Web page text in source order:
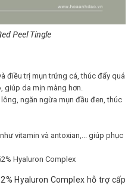
Peel Tingle
điều trị mụn trứng cá, thúc đẩy quá
giúp da mịn màng hơn.
ngăn ngừa mụn đầu đen, thúc
vitamin và antoxian,... giúp phục
Hyaluron Complex
Hyaluron Complex hỗ trợ cấp